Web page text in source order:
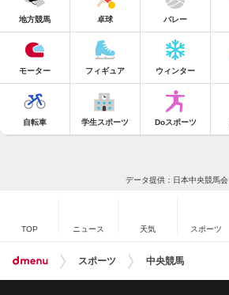
地方競馬 卓球 バレー
モーター フィギュア ウィンター
自転車 学生スポーツ Doスポーツ
データ提供：日本中央競馬会
TOP ニュース 天気 スポーツ
スポーツ 中央競馬